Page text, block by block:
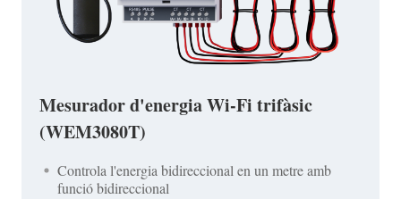
Mesurador d'energia Wi-Fi trifàsic
(WEM3080T)
Controla l'energia bidireccional en un metre amb
funció bidireccional